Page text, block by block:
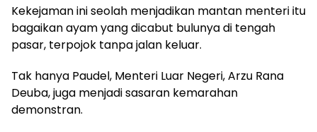
Kekejaman ini seolah menjadikan mantan menteri itu
bagaikan ayam yang dicabut bulunya di tengah
pasar, terpojok tanpa jalan keluar.
Tak hanya Paudel, Menteri Luar Negeri, Arzu Rana
Deuba, juga menjadi sasaran kemarahan
demonstran.